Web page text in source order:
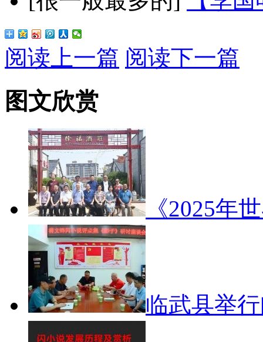
阅读上一篇 阅读下一篇
图文欣赏
《2025年
临武县举